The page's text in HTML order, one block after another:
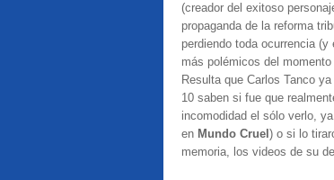
(creador del exitoso
propaganda de la reforma
perdiendo toda ocurrencia
más polémicos del
Resulta que Carlos Tanco
10 saben si fue que
incomodidad el sólo verlo,
en Mundo Cruel ) o si lo
memoria, los videos de su